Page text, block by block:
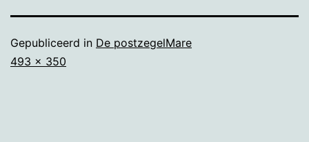
Gepubliceerd in De postzegelMare
Volledige
493 × 350